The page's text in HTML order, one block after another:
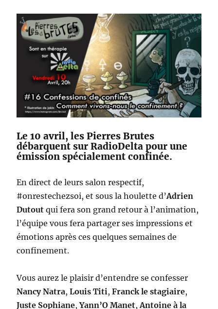
Le 10 avril, les Pierres Brutes
débarquent sur RadioDelta pour une
émission spécialement confinée.
En direct de leurs salon respectif,
#onrestechezsoi, et sous la houlette d’Adrien
Dutout qui fera son grand retour à l’animation,
l’équipe vous fera partager ses impressions et
émotions après ces quelques semaines de
confinement.
Vous aurez le plaisir d’entendre se confesser
Nancy Natra,Louis Titi,Franck le stagiaire,
Juste Sophiane,Yann’O Manet,Antoine à la